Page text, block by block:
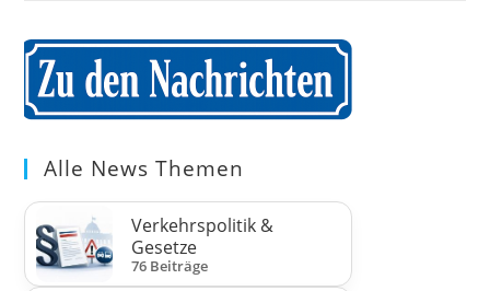
Alle News Themen
Verkehrspolitik &
Gesetze
76 Beiträge